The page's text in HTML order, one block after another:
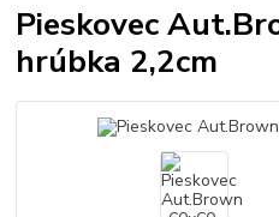
Pieskovec
hrúbka 2,2cm